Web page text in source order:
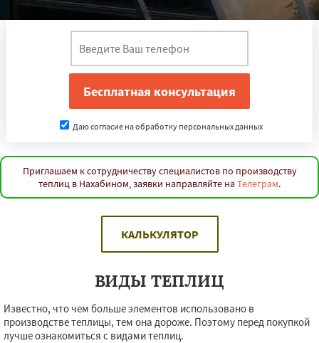
Даю согласие на обработку персональных данных
Приглашаем к сотрудничеству специалистов по производству
теплиц в Нахабином, заявки направляйте на Телеграм.
КАЛЬКУЛЯТОР
ВИДЫ ТЕПЛИЦ
Известно, что чем больше элементов использовано в
производстве теплицы, тем она дороже. Поэтому перед покупкой
лучше ознакомиться с видами теплиц.